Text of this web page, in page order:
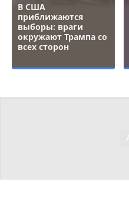
В США
приближаются
выборы: враги
окружают Трампа со
всех сторон